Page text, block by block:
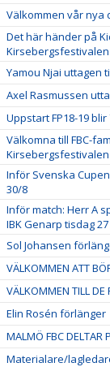
Välkommen vår nya
Det här händer på
Kirsebergsfestivalen
Yamou Njai uttagen
Axel Rasmussen
Uppstart FP18-19 blir
Välkomna till FBC-
Inför Svenska
30/8
Inför match: Herr A
IBK Genarp tisdag
Sol Johansen
VÄLKOMMEN ATT
VÄLKOMMEN TILL
Elin Rosén förlänger
MALMÖ FBC DELTAR
Materialare/